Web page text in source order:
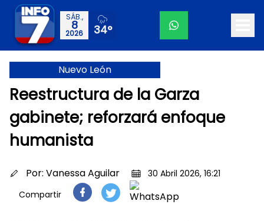
SÁB.,
8
2026 34°
Nuevo León
Reestructura de la Garza
gabinete; reforzará enfoque
humanista
Por: Vanessa Aguilar
30 Abril 2026, 16:21
Compartir